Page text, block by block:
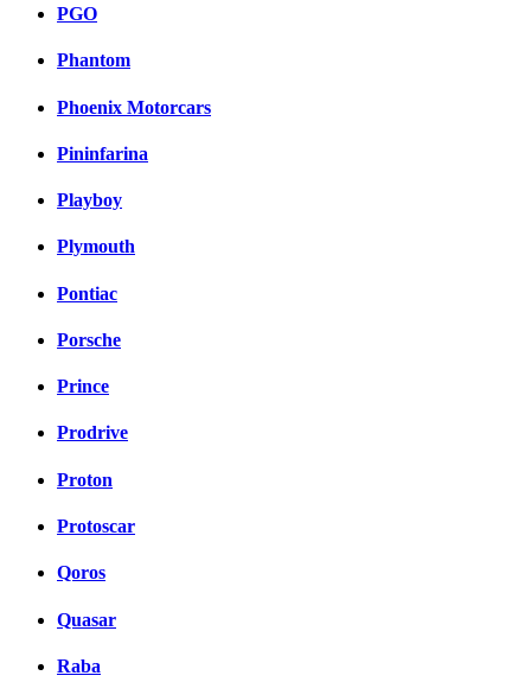
PGO
Phantom
Phoenix Motorcars
Pininfarina
Playboy
Plymouth
Pontiac
Porsche
Prince
Prodrive
Proton
Protoscar
Qoros
Quasar
Raba